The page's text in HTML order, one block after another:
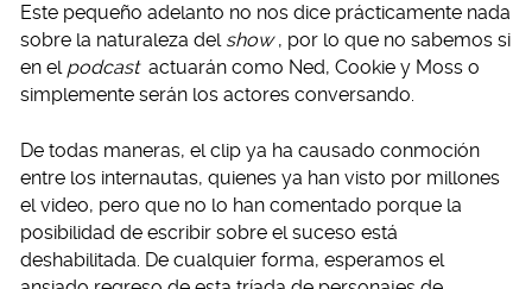
Este pequeño adelanto no nos dice prácticamente nada
sobre la naturaleza del show , por lo que no sabemos si
en el podcast actuarán como Ned, Cookie y Moss o
simplemente serán los actores conversando.
De todas maneras, el clip ya ha causado conmoción
entre los internautas, quienes ya han visto por millones
el video, pero que no lo han comentado porque la
posibilidad de escribir sobre el suceso está
deshabilitada. De cualquier forma, esperamos el